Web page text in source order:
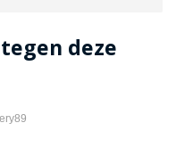
deze